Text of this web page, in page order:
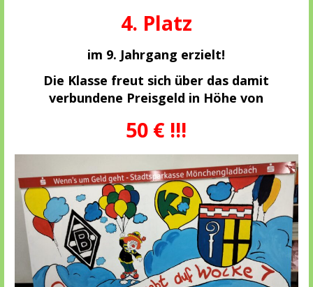
4. Platz
im 9. Jahrgang erzielt!
Die Klasse freut sich über das damit
verbundene Preisgeld in Höhe von
50 € !!!